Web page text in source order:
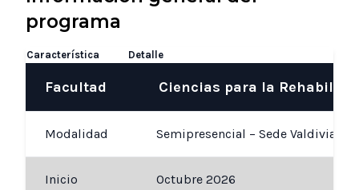
programa
Característica Detalle
Facultad Ciencias para la
Modalidad Semipresencial – Sede Valdivia
Inicio Octubre 2026